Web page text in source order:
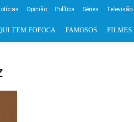
Opinião Política Séries Televisão
TEM FOFOCA FAMOSOS FILMES